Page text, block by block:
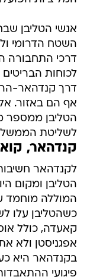
אנשי הטליבן
השטח הדרומי
דרכי התחבורה
לכוחות
דרך קנדהאר-
אף הם באזור.
הטליבן ממספר
לשליטת
קנדהאר,
לקנדהאר
הטליבן ומקום
המוללה מוחמד
קאעדה, כולל
אפגניסטן ולא
בקנדהאר היא
פיגועי